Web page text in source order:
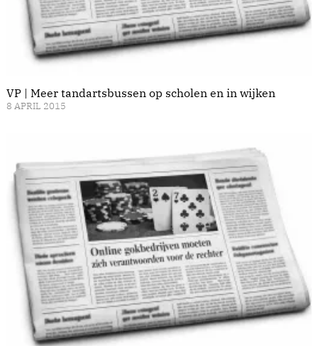
VP | Meer tandartsbussen op scholen en in wijken
8 APRIL 2015